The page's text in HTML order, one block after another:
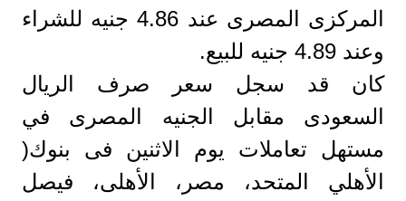
المركزى المصرى عند 4.86 جنيه للشراء
وعند 4.89 جنيه للبيع.
كان قد سجل سعر صرف الريال
السعودى مقابل الجنيه المصرى في
مستهل تعاملات يوم الاثنين فى بنوك(
الأهلي المتحد، مصر، الأهلى، فيصل